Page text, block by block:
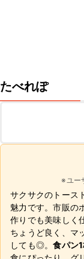
たべれぽ
※ユー
サクサクのトース
魅力です。市販の
作りでも美味しく
ちょうど良く、マ
しても◎。食パン